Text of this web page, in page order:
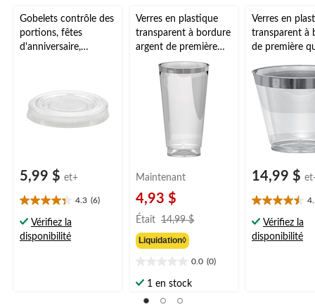
Gobelets contrôle des
portions, fêtes
d'anniversaire,
5,99 $ et+
4.3 (6)
4.3
étoile(s)
sur
Vérifiez la
disponibilité
Verres en plastique
transparent à bordure
argent de première
qualité, paq. 16
Maintenant
4,93 $
Était 14,99 $
Liquidation◊
0.0 (0)
étoile(s)
1 en stock
Verres en
transparent à
de première
14,99 $
4.5
étoile(s)
sur
Vérifiez la
disponibilité